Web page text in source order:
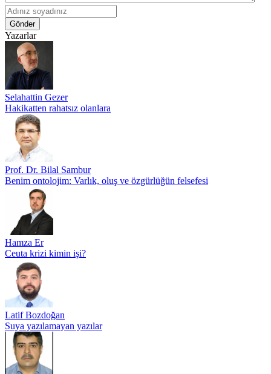
Gönder
Yazarlar
Selahattin Gezer
Hakikatten rahatsız olanlara
Prof. Dr. Bilal Sambur
Benim ontolojim: Varlık, oluş ve özgürlüğün felsefesi
Hamza Er
Ceuta krizi kimin işi?
Latif Bozdoğan
Suya yazılamayan yazılar